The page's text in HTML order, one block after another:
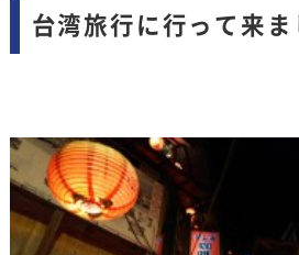
台湾旅行に行って来